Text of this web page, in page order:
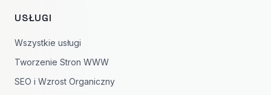
USŁUGI
Wszystkie usługi
Tworzenie Stron WWW
SEO i Wzrost Organiczny